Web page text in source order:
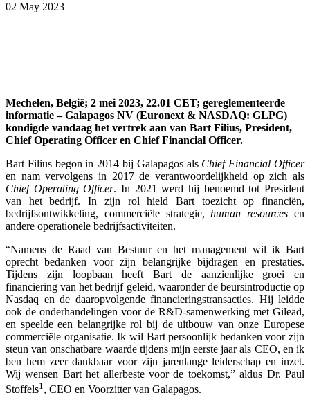
02 May 2023
Mechelen, België; 2 mei 2023, 22.01 CET; gereglementeerde
informatie– Galapagos NV (Euronext & NASDAQ: GLPG)
kondigde vandaag het vertrek aan van Bart Filius, President,
Chief Operating Officer en Chief Financial Officer.
Bart Filius begon in 2014 bij Galapagos als Chief Financial Officer
en nam vervolgens in 2017 de verantwoordelijkheid op zich als
Chief Operating Officer. In 2021 werd hij benoemd tot President
van het bedrijf. In zijn rol hield Bart toezicht op financiën,
bedrijfsontwikkeling, commerciële strategie,human resources en
andere operationele bedrijfsactiviteiten.
“Namens de Raad van Bestuur en het management wil ik Bart
oprecht bedanken voor zijn belangrijke bijdragen en prestaties.
Tijdens zijn loopbaan heeft Bart de aanzienlijke groei en
financiering van het bedrijf geleid, waaronder de beursintroductie op
Nasdaq en de daaropvolgende financieringstransacties. Hij leidde
ook de onderhandelingen voor de R&D-samenwerking met Gilead,
en speelde een belangrijke rol bij de uitbouw van onze Europese
commerciële organisatie. Ik wil Bart persoonlijk bedanken voor zijn
steun van onschatbare waarde tijdens mijn eerste jaar als CEO, en ik
ben hem zeer dankbaar voor zijn jarenlange leiderschap en inzet.
Wij wensen Bart het allerbeste voor de toekomst,” aldus Dr. Paul
Stoffels1 , CEO en Voorzitter van Galapagos.